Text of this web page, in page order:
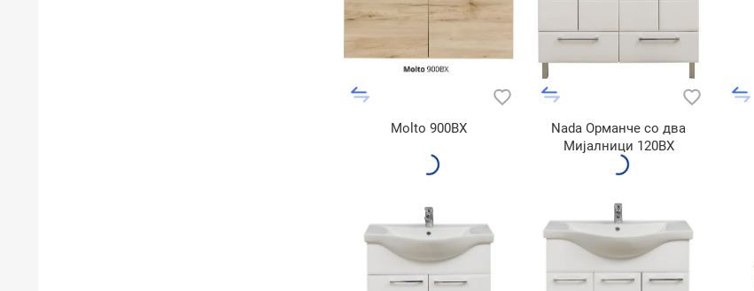
Molto 900BX
Nada Орманче со два
Мијалници 120BX